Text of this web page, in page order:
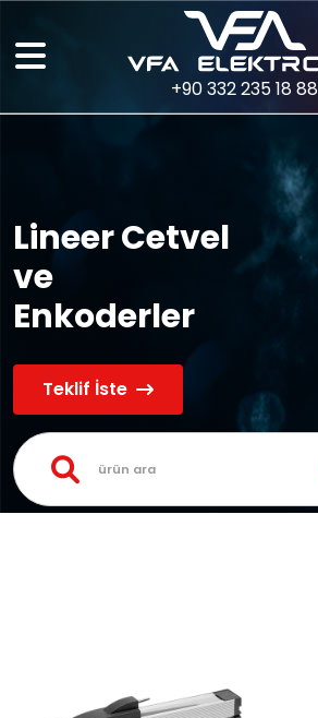
+90 332 235 18 88
Lineer Cetvel
ve
Enkoderler
Teklif İste